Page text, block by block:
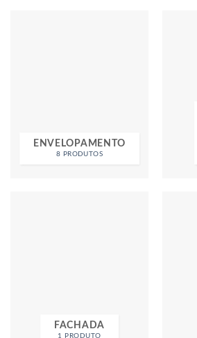
ENVELOPAMENTO
8 PRODUTOS
FACHADA
1 PRODUTO